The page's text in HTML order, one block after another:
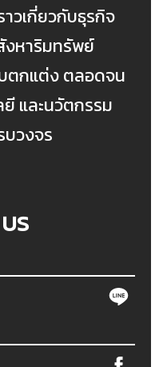
วเกี่ยวกับธุรกิจ
หาริมทรัพย์
ตกแต่ง ตลอดจน
ยี และนวัตกรรม
วงจร